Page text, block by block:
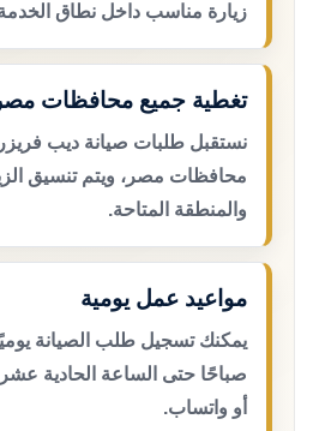
زيارة مناسب داخل نطاق
تغطية جميع محافظات
نستقبل طلبات صيانة ديب
محافظات مصر، ويتم تنسيق
والمنطقة المتاحة.
مواعيد عمل يومية
يمكنك تسجيل طلب الصيانة
صباحًا حتى الساعة الحادية
أو واتساب.